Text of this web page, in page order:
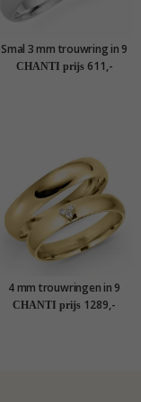
Smal 3 mm trouwring in 9
karaat witgoud
CHANTI prijs 611,-
4 mm trouwringen in 9
karaat goud 0,03 ct - set
CHANTI prijs 1289,-